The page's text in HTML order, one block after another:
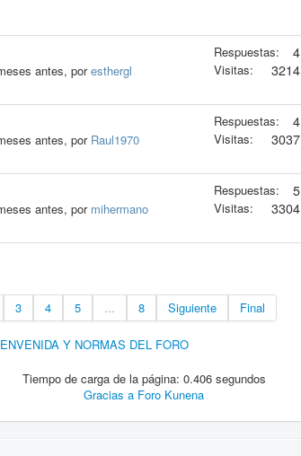
antes, poresthergl
Respuestas: 4
Visitas: 3214
antes, por Raul1970
Respuestas: 4
Visitas: 3037
antes, por mihermano
Respuestas: 5
Visitas: 3304
3 4 5 ... 8 Siguiente Final
Y NORMAS DEL FORO
Tiempo de carga de la página: 0.406 segundos
Gracias a Foro Kunena